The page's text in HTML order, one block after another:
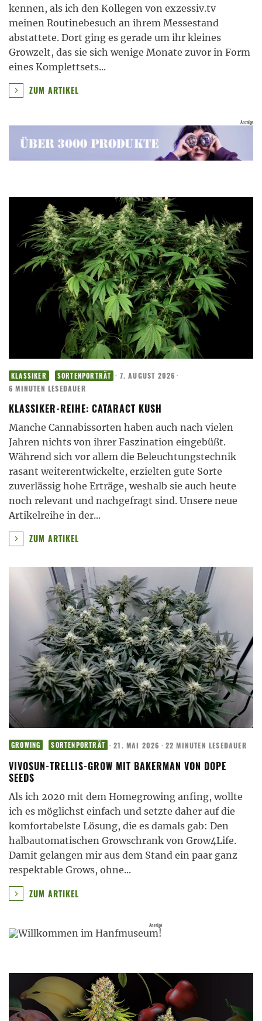
kennen, als ich den Kollegen von exzessiv.tv
meinen Routinebesuch an ihrem Messestand
abstattete. Dort ging es gerade um ihr kleines
Growzelt, das sie sich wenige Monate zuvor in Form
eines Komplettsets...
ZUM ARTIKEL
KLASSIKER SORTENPORTRÄT · 7. AUGUST 2026 ·
6 MINUTEN LESEDAUER
KLASSIKER-REIHE: CATARACT KUSH
Manche Cannabissorten haben auch nach vielen
Jahren nichts von ihrer Faszination eingebüßt.
Während sich vor allem die Beleuchtungstechnik
rasant weiterentwickelte, erzielten gute Sorte
zuverlässig hohe Erträge, weshalb sie auch heute
noch relevant und nachgefragt sind. Unsere neue
Artikelreihe in der...
ZUM ARTIKEL
GROWING SORTENPORTRÄT · 21. MAI 2026 · 22 MINUTEN LESEDAUER
VIVOSUN-TRELLIS-GROW MIT BAKERMAN VON DOPE
SEEDS
Als ich 2020 mit dem Homegrowing anfing, wollte
ich es möglichst einfach und setzte daher auf die
komfortabelste Lösung, die es damals gab: Den
halbautomatischen Growschrank von Grow4Life.
Damit gelangen mir aus dem Stand ein paar ganz
respektable Grows, ohne...
ZUM ARTIKEL